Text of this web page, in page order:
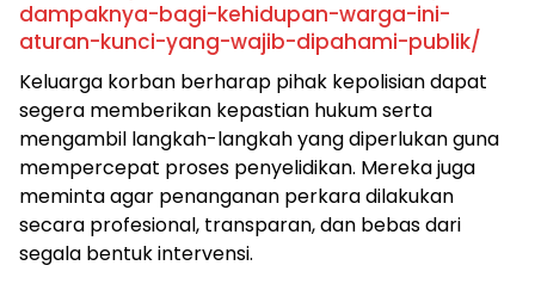
dampaknya-bagi-kehidupan-warga-ini-
aturan-kunci-yang-wajib-dipahami-publik/
Keluarga korban berharap pihak kepolisian dapat
segera memberikan kepastian hukum serta
mengambil langkah-langkah yang diperlukan guna
mempercepat proses penyelidikan. Mereka juga
meminta agar penanganan perkara dilakukan
secara profesional, transparan, dan bebas dari
segala bentuk intervensi.